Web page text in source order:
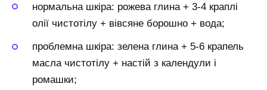
нормальна шкіра: рожева глина + 3-4 краплі
олії чистотілу + вівсяне борошно + вода;
проблемна шкіра: зелена глина + 5-6 крапель
масла чистотілу + настій з календули і
ромашки;